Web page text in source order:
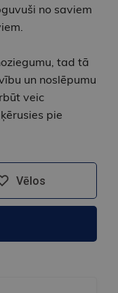
no saviem
tad tā
un noslēpumu
veic
pie
Vēlos